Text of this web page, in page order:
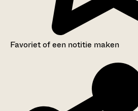
Favoriet of een notitie maken